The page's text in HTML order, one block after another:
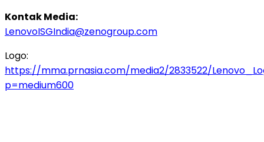
Kontak Media:
LenovoISGIndia@zenogroup.com
Logo:
https://mma.prnasia.com/media2/2833522/
p=medium600